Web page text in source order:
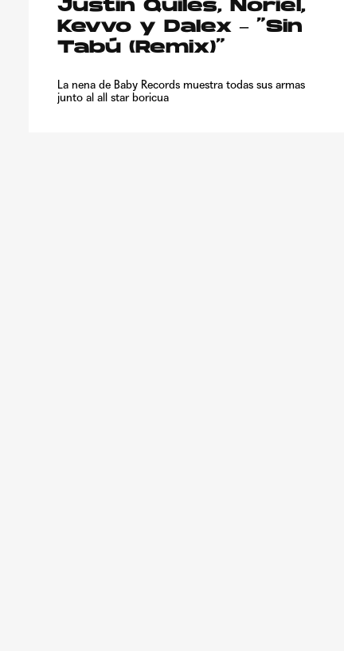
Justin Quiles, Noriel,
Kevvo y Dalex – “Sin
Tabú (Remix)”
La nena de Baby Records muestra todas sus armas
junto al all star boricua